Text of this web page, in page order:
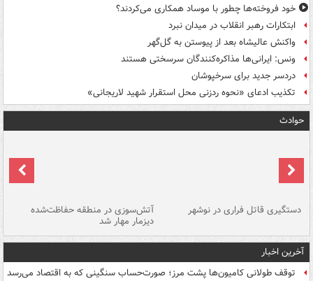
خود فروخته‌ها چطور با موساد همکاری می‌کردند؟
ابتکارات رهبر انقلاب در میدان نبرد
واکنش عالیشاه بعد از پیوستن به گل‌گهر
ونس: ایرانی‌ها مذاکره‌کنندگان سرسختی هستند
دردسر جدید برای سرخپوشان
تکذیب ادعای «نحوه ردزنی محل استقرار شهید لاریجانی»
حوادث
دستگیری قاتل فراری در نوشهر آتش‌سوزی در منطقه حفاظت‌شده
دیزمار مهار شد
آخرین اخبار
توقف طولانی کامیون‌ها پشت مرز؛ صورت‌حساب سنگینی که به اقتصاد می‌رسد